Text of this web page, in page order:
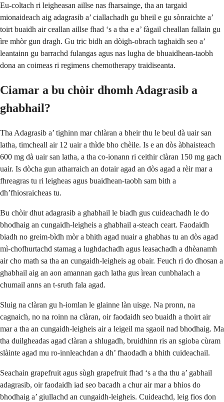
Eu-coltach ri leigheasan aillse nas fharsainge, tha an targaid
mionaideach aig adagrasib a’ ciallachadh gu bheil e gu sònraichte a’
toirt buaidh air ceallan aillse fhad ‘s a tha e a’ fàgail cheallan fallain gu
ìre mhòr gun dragh. Gu tric bidh an dòigh-obrach taghaidh seo a’
leantainn gu barrachd fulangas agus nas lugha de bhuaidhean-taobh
dona an coimeas ri regimens chemotherapy traidiseanta.
Ciamar a bu chòir dhomh Adagrasib a
ghabhail?
Tha Adagrasib a’ tighinn mar chlàran a bheir thu le beul dà uair san
latha, timcheall air 12 uair a thìde bho chèile. Is e an dòs àbhaisteach
600 mg dà uair san latha, a tha co-ionann ri ceithir clàran 150 mg gach
uair. Is dòcha gun atharraich an dotair agad an dòs agad a rèir mar a
fhreagras tu ri leigheas agus buaidhean-taobh sam bith a
dh’fhiosraicheas tu.
Bu chòir dhut adagrasib a ghabhail le biadh gus cuideachadh le do
bhodhaig an cungaidh-leigheis a ghabhail a-steach ceart. Faodaidh
biadh no greim-bìdh mòr a bhith agad nuair a ghabhas tu an dòs agad
mì-chofhurtachd stamag a lughdachadh agus leasachadh a dhèanamh
air cho math sa tha an cungaidh-leigheis ag obair. Feuch ri do dhosan a
ghabhail aig an aon amannan gach latha gus ìrean cunbhalach a
chumail anns an t-sruth fala agad.
Sluig na clàran gu h-iomlan le glainne làn uisge. Na pronn, na
cagnaich, no na roinn na clàran, oir faodaidh seo buaidh a thoirt air
mar a tha an cungaidh-leigheis air a leigeil ma sgaoil nad bhodhaig. Ma
tha duilgheadas agad clàran a shlugadh, bruidhinn ris an sgioba cùram
slàinte agad mu ro-innleachdan a dh’ fhaodadh a bhith cuideachail.
Seachain grapefruit agus sùgh grapefruit fhad ‘s a tha thu a’ gabhail
adagrasib, oir faodaidh iad seo bacadh a chur air mar a bhios do
bhodhaig a’ giullachd an cungaidh-leigheis. Cuideachd, leig fios don